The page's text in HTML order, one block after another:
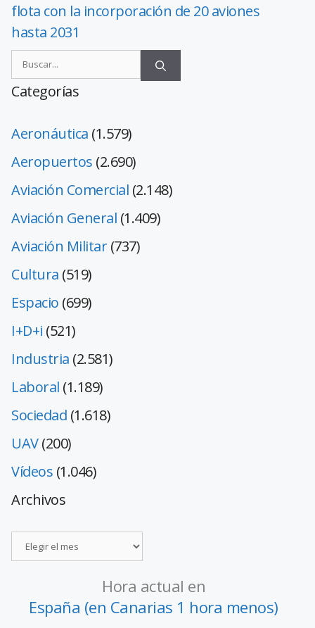
flota con la incorporación de 20 aviones
hasta 2031
Categorías
Aeronáutica (1.579)
Aeropuertos (2.690)
Aviación Comercial (2.148)
Aviación General (1.409)
Aviación Militar(737)
Cultura (519)
Espacio (699)
I+D+i (521)
Industria (2.581)
Laboral (1.189)
Sociedad (1.618)
UAV(200)
Vídeos (1.046)
Archivos
Hora actual en
España (en Canarias 1 hora menos)